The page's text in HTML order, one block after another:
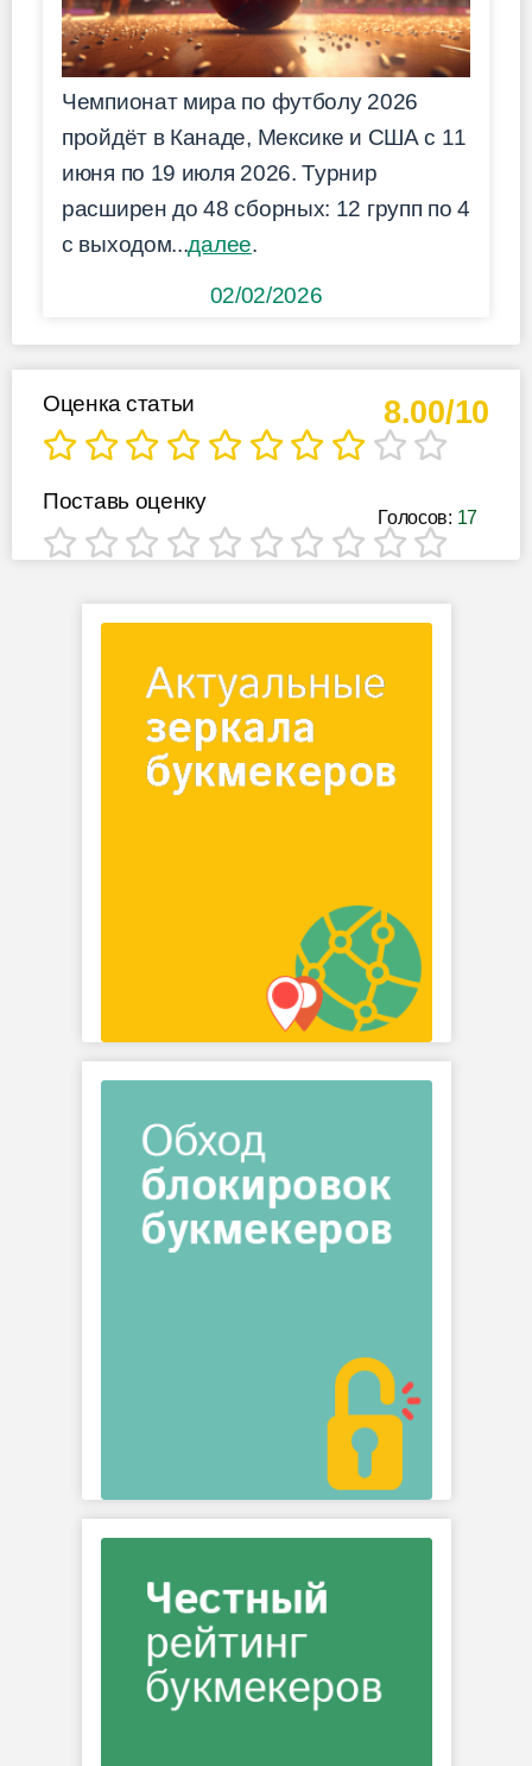
Чемпионат мира по футболу 2026
пройдёт в Канаде, Мексике и США с 11
июня по 19 июля 2026. Турнир
расширен до 48 сборных: 12 групп по 4
с выходом...далее.
02/02/2026
8.00/10
Оценка статьи
Голосов: 17
Поставь оценку